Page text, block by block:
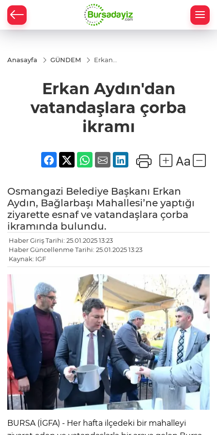
Anasayfa GÜNDEM
Erkan
çorba ikramı
Erkan Aydın'dan
vatandaşlara çorba
ikramı
Osmangazi Belediye Başkanı Erkan
Aydın, Bağlarbaşı Mahallesi’ne yaptığı
ziyarette esnaf ve vatandaşlara çorba
ikramında bulundu.
Haber Giriş Tarihi: 25.01.2025 13:23
Haber Güncellenme Tarihi: 25.01.2025 13:23
Kaynak: IGF
BURSA (İGFA) - Her hafta ilçedeki bir mahalleyi